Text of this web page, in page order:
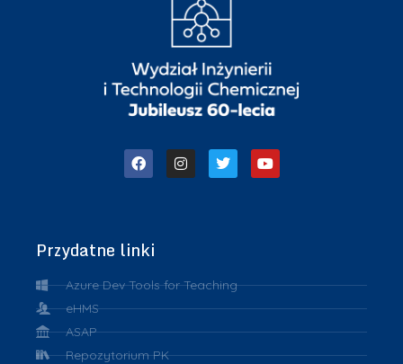
Przydatne linki
Azure Dev Tools for Teaching
eHMS
ASAP
Repozytorium PK